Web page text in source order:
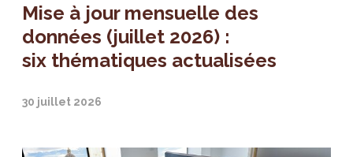
Mise à jour mensuelle des
données (juillet 2026) :
six thématiques actualisées
30 juillet 2026